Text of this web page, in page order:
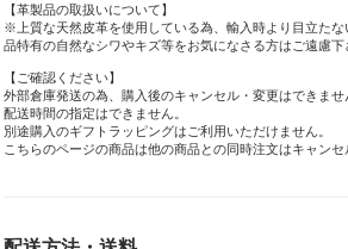
【革製品の取扱いについて】
※上質な天然皮革を使用している為、輸入時より目立た
品特有の自然なシワやキズ等をお気になさる方はご遠慮下
【ご確認ください】
外部倉庫発送の為、購入後のキャンセル・変更はできませ
配送時間の指定はできません。
別途購入のギフトラッピングはご利用いただけません。
こちらのページの商品は他の商品との同時注文はキャンセ